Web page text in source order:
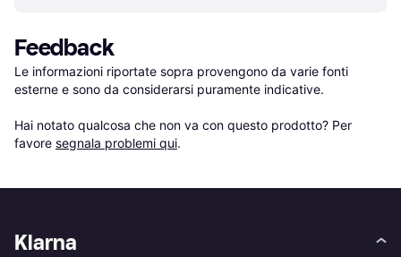
Feedback
Le informazioni riportate sopra provengono da varie fonti
esterne e sono da considerarsi puramente indicative.
Hai notato qualcosa che non va con questo prodotto? Per
favore segnala problemi qui.
Klarna